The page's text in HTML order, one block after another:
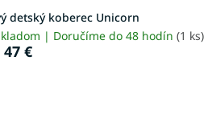
detský koberec Unicorn
| Doručíme do 48 hodín (1 ks)
47 €